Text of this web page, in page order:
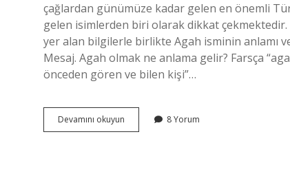
çağlardan günümüze kadar gelen en önemli
gelen isimlerden biri olarak dikkat
yer alan bilgilerle birlikte Agah isminin anlamı
Mesaj. Agah olmak ne anlama gelir? Farsça
önceden gören ve bilen kişi”…
Devamını okuyun
Kime
8 Yorum